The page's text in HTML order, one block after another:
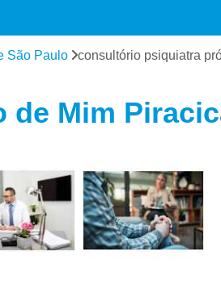
Especialista em
Especialista em
Especialista
Especialista em
Especialista em
Especialista em
Especialista
São Paulo consultório psiquiatra
Mim